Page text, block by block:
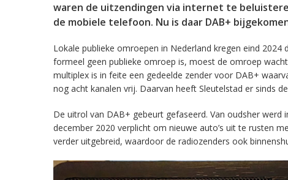
waren de uitzendingen via internet te
de mobiele telefoon. Nu is daar DAB+
Lokale publieke omroepen in Nederland kregen eind
formeel geen publieke omroep is, moest de omroep
multiplex is in feite een gedeelde zender voor DAB+
nog acht kanalen vrij. Daarvan heeft Sleutelstad er sinds
De uitrol van DAB+ gebeurt gefaseerd. Van oudsher
december 2020 verplicht om nieuwe auto’s uit te rusten
verder uitgebreid, waardoor de radiozenders ook